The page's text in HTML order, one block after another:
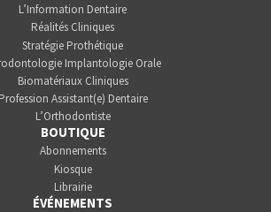
L’Information Dentaire
Réalités Cliniques
Stratégie Prothétique
Implantologie Orale
Biomatériaux Cliniques
Profession Assistant(e) Dentaire
L’Orthodontiste
BOUTIQUE
Abonnements
Kiosque
Librairie
ÉVÉNEMENTS